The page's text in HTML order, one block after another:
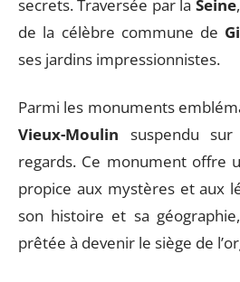
secrets. Traversée par la Seine
de la célèbre commune de
ses jardins impressionnistes.
Parmi les monuments
Vieux-Moulin suspendu
regards. Ce monument offre
propice aux mystères et aux
son histoire et sa
prêtée à devenir le siège de